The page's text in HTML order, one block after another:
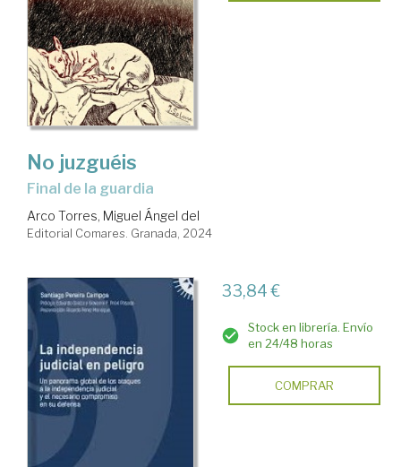
No juzguéis
Final de la guardia
Arco Torres, Miguel Ángel del
Editorial Comares. Granada, 2024
33,84 €
Stock en librería. Envío
en 24/48 horas
COMPRAR